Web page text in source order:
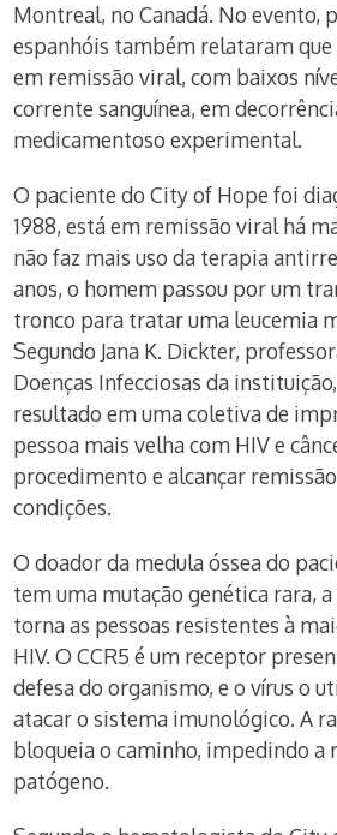
Montreal, no Canadá. No evento,
espanhóis também relataram
em remissão viral, com baixos
corrente sanguínea, em
medicamentoso experimental.
O paciente do City of Hope foi
1988, está em remissão viral há
não faz mais uso da terapia
anos, o homem passou por um
tronco para tratar uma leucemia
Segundo Jana K. Dickter,
Doenças Infecciosas da
resultado em uma coletiva de
pessoa mais velha com HIV e
procedimento e alcançar
condições.
O doador da medula óssea do
tem uma mutação genética rara, a
torna as pessoas resistentes à
HIV. O CCR5 é um receptor
defesa do organismo, e o vírus o
atacar o sistema imunológico. A
bloqueia o caminho, impedindo a
patógeno.